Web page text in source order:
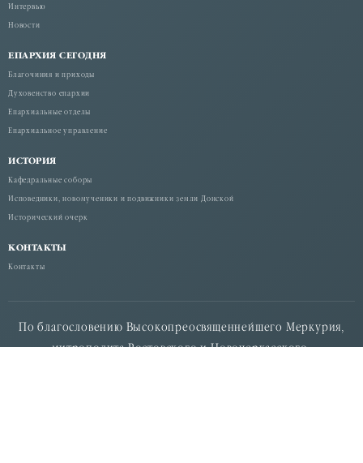
Интервью
Новости
ЕПАРХИЯ СЕГОДНЯ
Благочиния и приходы
Духовенство епархии
Епархиальные отделы
Епархиальное управление
ИСТОРИЯ
Кафедральные соборы
Исповедники, новомученики и подвижники земли Донской
Исторический очерк
КОНТАКТЫ
Контакты
По благословению Высокопреосвященнейшего Меркурия,
митрополита Ростовского и Новочеркасского.